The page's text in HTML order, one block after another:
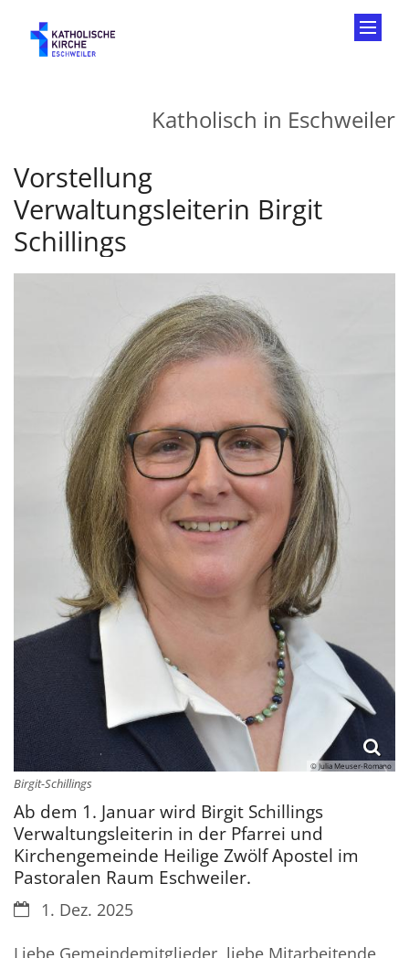
Katholisch in Eschweiler
Vorstellung
Verwaltungsleiterin Birgit
Schillings
© Julia Meuser-Romano
Birgit-Schillings
Ab dem 1. Januar wird Birgit Schillings
Verwaltungsleiterin in der Pfarrei und
Kirchengemeinde Heilige Zwölf Apostel im
Pastoralen Raum Eschweiler.
Datum:1. Dez. 2025
Liebe Gemeindemitglieder, liebe Mitarbeitende,